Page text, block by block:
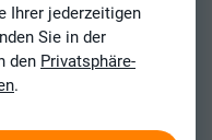
Ihrer jederzeitigen
Sie in der
den Privatsphäre-
.